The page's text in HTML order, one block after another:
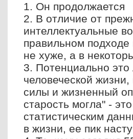
1. Он продолжается
2. В отличие от
интеллектуальные
правильном
не хуже, а в
3. Потенциально
человеческой
силы и жизненный
старость могла" -
статистическим
в жизни, ее пик